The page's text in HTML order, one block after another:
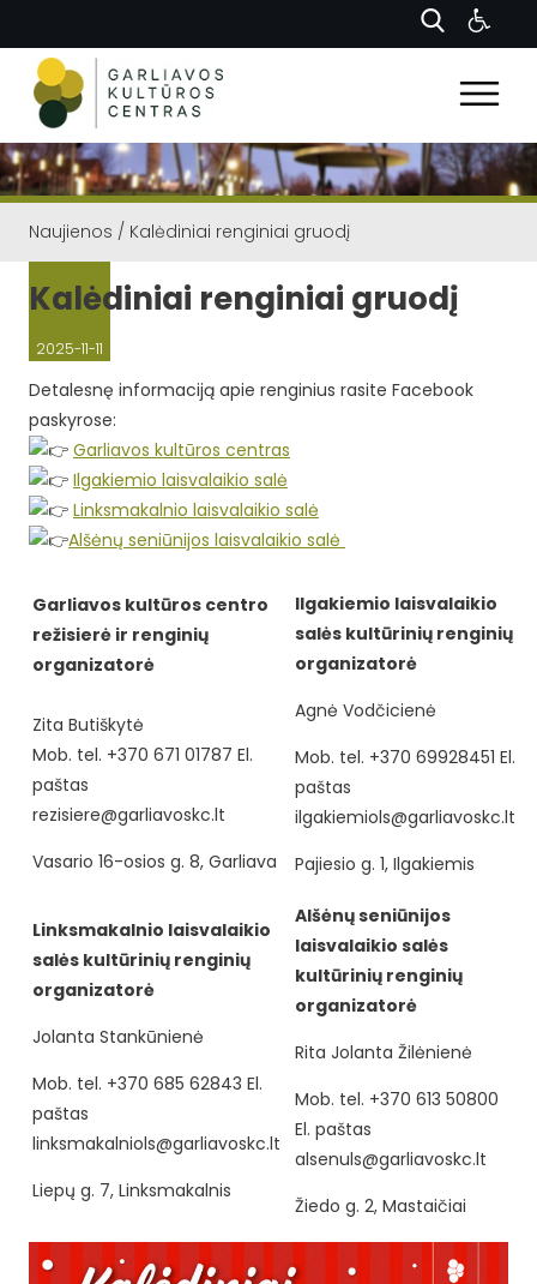
Naujienos / Kalėdiniai renginiai gruodį
Kalėdiniai renginiai gruodį
2025-11-11
Detalesnę informaciją apie renginius rasite Facebook
paskyrose:
Garliavos kultūros centras
Ilgakiemio laisvalaikio salė
Linksmakalnio laisvalaikio salė
Alšėnų seniūnijos laisvalaikio salė
Garliavos kultūros centro
režisierė ir renginių
organizatorė
Zita Butiškytė
Mob. tel. +370 671 01787 El.
paštas
rezisiere@garliavoskc.lt
Vasario 16-osios g. 8, Garliava
Ilgakiemio laisvalaikio
salės kultūrinių renginių
organizatorė
Agnė Vodčicienė
Mob. tel. +370 69928451 El.
paštas
ilgakiemiols@garliavoskc.lt
Pajiesio g. 1, Ilgakiemis
Linksmakalnio laisvalaikio
salės kultūrinių renginių
organizatorė
Jolanta Stankūnienė
Mob. tel. +370 685 62843 El.
paštas
linksmakalniols@garliavoskc.lt
Liepų g. 7, Linksmakalnis
Alšėnų seniūnijos
laisvalaikio salės
kultūrinių renginių
organizatorė
Rita Jolanta Žilėnienė
Mob. tel. +370 613 50800
El. paštas
alsenuls@garliavoskc.lt
Žiedo g. 2, Mastaičiai